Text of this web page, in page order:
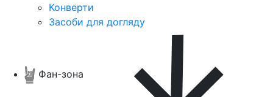
Конверти
Засоби для догляду
Фан-зона